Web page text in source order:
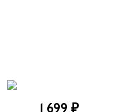
1 699 ₽